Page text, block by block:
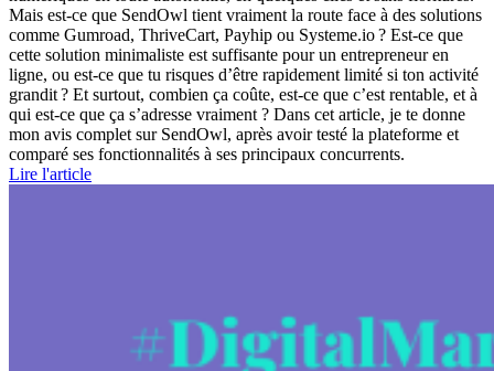
Mais est-ce que SendOwl tient vraiment la route face à des solutions
comme Gumroad, ThriveCart, Payhip ou Systeme.io ? Est-ce que
cette solution minimaliste est suffisante pour un entrepreneur en
ligne, ou est-ce que tu risques d’être rapidement limité si ton activité
grandit ? Et surtout, combien ça coûte, est-ce que c’est rentable, et à
qui est-ce que ça s’adresse vraiment ? Dans cet article, je te donne
mon avis complet sur SendOwl, après avoir testé la plateforme et
comparé ses fonctionnalités à ses principaux concurrents.
Lire l'article